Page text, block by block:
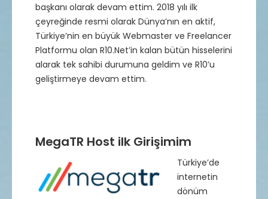
başkanı olarak devam ettim. 2018 yılı ilk
çeyreğinde resmi olarak Dünya’nın en aktif,
Türkiye’nin en büyük Webmaster ve Freelancer
Platformu olan R10.Net’in kalan bütün hisselerini
alarak tek sahibi durumuna geldim ve R10’u
geliştirmeye devam ettim.
MegaTR Host ilk Girişimim
Türkiye’de
internetin
dönüm